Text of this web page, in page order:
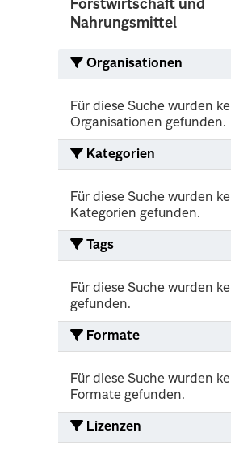
Forstwirtschaft und
Nahrungsmittel
Organisationen
Für diese Suche wurden
Organisationen gefunden.
Kategorien
Für diese Suche wurden
Kategorien gefunden.
Tags
Für diese Suche wurden
gefunden.
Formate
Für diese Suche wurden
Formate gefunden.
Lizenzen